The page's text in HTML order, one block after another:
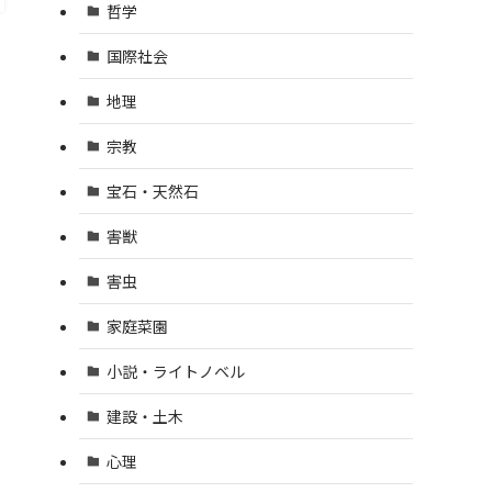
哲学
国際社会
地理
宗教
宝石・天然石
害獣
害虫
家庭菜園
小説・ライトノベル
建設・土木
心理